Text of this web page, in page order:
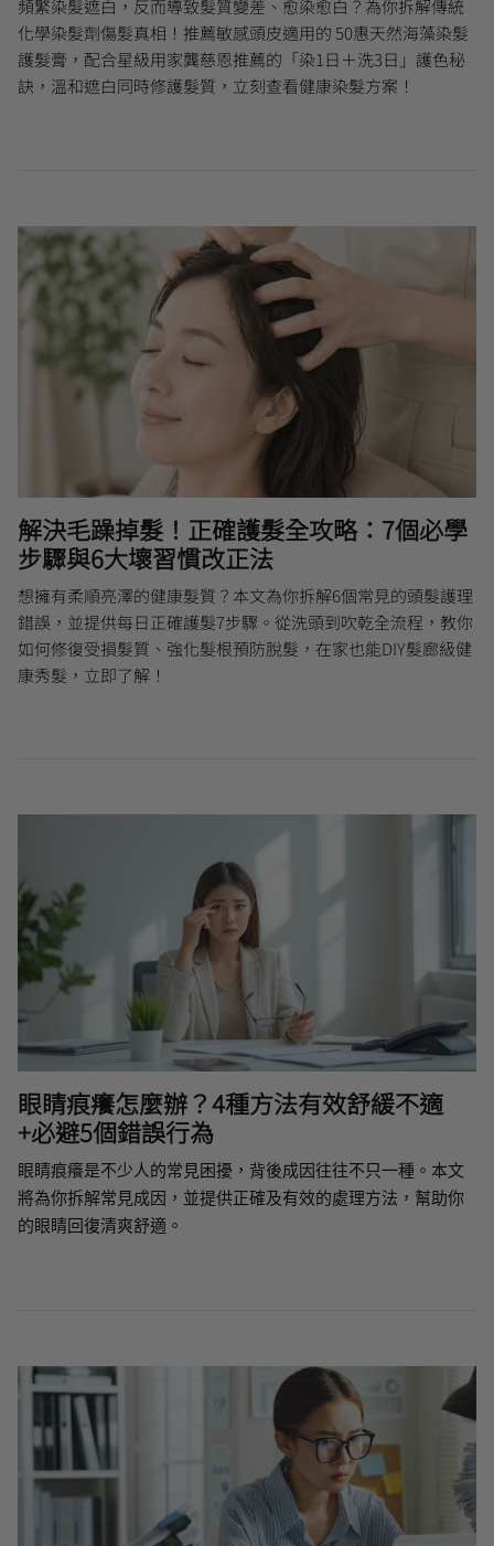
頻繁染髮遮白，反而導致髮質變差、愈染愈白？為你拆解傳統
化學染髮劑傷髮真相！推薦敏感頭皮適用的 50惠天然海藻染髮
護髮膏，配合星級用家龔慈恩推薦的「染1日＋洗3日」護色秘
訣，溫和遮白同時修護髮質，立刻查看健康染髮方案！
解決毛躁掉髮！正確護髮全攻略：7個必學
步驟與6大壞習慣改正法
想擁有柔順亮澤的健康髮質？本文為你拆解6個常見的頭髮護理
錯誤，並提供每日正確護髮7步驟。從洗頭到吹乾全流程，教你
如何修復受損髮質、強化髮根預防脫髮，在家也能DIY髮廊級健
康秀髮，立即了解！
眼睛痕癢怎麼辦？4種方法有效舒緩不適
+必避5個錯誤行為
眼睛痕癢是不少人的常見困擾，背後成因往往不只一種。本文
將為你拆解常見成因，並提供正確及有效的處理方法，幫助你
的眼睛回復清爽舒適。